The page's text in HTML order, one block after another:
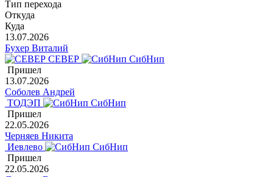
Тип перехода
Откуда
Куда
13.07.2026
Бухер Виталий
СЕВЕР
СибНип
Пришел
13.07.2026
Соболев Андрей
ТОДЭП
СибНип
Пришел
22.05.2026
Черняев Никита
Иевлево
СибНип
Пришел
22.05.2026